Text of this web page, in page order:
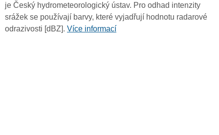
je Český hydrometeorologický ústav. Pro odhad intenzity
srážek se používají barvy, které vyjadřují hodnotu radarové
odrazivosti [dBZ]. Více informací